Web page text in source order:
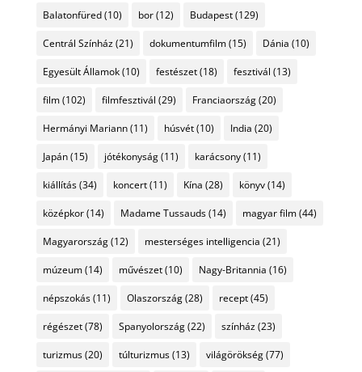
Balatonfüred(10) bor(12) Budapest(129)
Centrál Színház(21) dokumentumfilm(15) Dánia (10)
Egyesült Államok(10) festészet(18) fesztivál (13)
film(102) filmfesztivál (29) Franciaország(20)
Hermányi Mariann(11) húsvét(10) India (20)
Japán(15) jótékonyság(11) karácsony(11)
kiállítás(34) koncert(11) Kína (28) könyv(14)
középkor(14) Madame Tussauds(14) magyar film(44)
Magyarország(12) mesterséges intelligencia (21)
múzeum(14) művészet(10) Nagy-Britannia (16)
népszokás(11) Olaszország(28) recept(45)
régészet(78) Spanyolország(22) színház(23)
turizmus(20) túlturizmus(13) világörökség(77)